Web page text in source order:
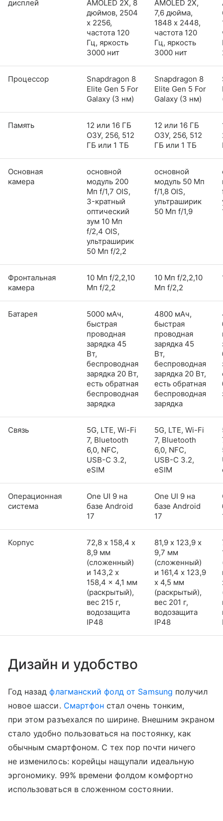
дисплей
AMOLED 2X, 8
дюймов, 2504
x 2256,
частота 120
Гц, яркость
3000 нит
AMOLED 2X,
7,6 дюйма,
1848 x 2448,
частота 120
Гц, яркость
3000 нит
Процессор
Snapdragon 8
Elite Gen 5 For
Galaxy (3 нм)
Snapdragon 8
Elite Gen 5 For
Galaxy (3 нм)
Память
12 или 16 ГБ
ОЗУ, 256, 512
ГБ или 1 ТБ
12 или 16 ГБ
ОЗУ, 256, 512
ГБ или 1 ТБ
Основная
камера
основной
модуль 200
Мп f/1,7 OIS,
3-кратный
оптический
зум 10 Мп
f/2,4 OIS,
ультраширик
50 Мп f/2,2
основной
модуль 50 Мп
f/1,8 OIS,
ультраширик
50 Мп f/1,9
Фронтальная
камера
10 Мп f/2,2,10
Мп f/2,2
10 Мп f/2,2,10
Мп f/2,2
Батарея
5000 мАч,
быстрая
проводная
зарядка 45
Вт,
беспроводная
зарядка 20 Вт,
есть обратная
беспроводная
зарядка
4800 мАч,
быстрая
проводная
зарядка 45
Вт,
беспроводная
зарядка 20 Вт,
есть обратная
беспроводная
зарядка
Связь
5G, LTE, Wi-Fi
7, Bluetooth
6,0, NFC,
USB-C 3.2,
eSIM
5G, LTE, Wi-Fi
7, Bluetooth
6,0, NFC,
USB-C 3.2,
eSIM
Операционная
система
One UI 9 на
базе Android
17
One UI 9 на
базе Android
17
Корпус
72,8 х 158,4 х
8,9 мм
(сложенный)
и 143,2 x
158,4 x 4,1 мм
(раскрытый),
вес 215 г,
водозащита
IP48
81,9 х 123,9 х
9,7 мм
(сложенный)
и 161,4 x 123,9
x 4,5 мм
(раскрытый),
вес 201 г,
водозащита
IP48
Дизайн и удобство
Год назадфлагманский фолд от Samsung получил
новое шасси. Смартфон стал очень тонким,
при этом разъехался по ширине. Внешним экраном
стало удобно пользоваться на постоянку, как
обычным смартфоном. С тех пор почти ничего
не изменилось: корейцы нащупали идеальную
эргономику. 99% времени фолдом комфортно
использоваться в сложенном состоянии.